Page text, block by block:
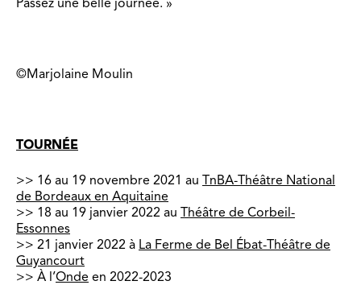
©Marjolaine Moulin
TOURNÉE
>> 16 au 19 novembre 2021 au TnBA-Théâtre National
de Bordeaux en Aquitaine
>> 18 au 19 janvier 2022 au Théâtre de Corbeil-
Essonnes
>> 21 janvier 2022 à La Ferme de Bel Ébat-Théâtre de
Guyancourt
>> À l’Onde en 2022-2023